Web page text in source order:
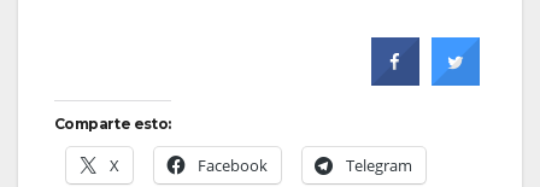
Comparte esto:
X Facebook Telegram